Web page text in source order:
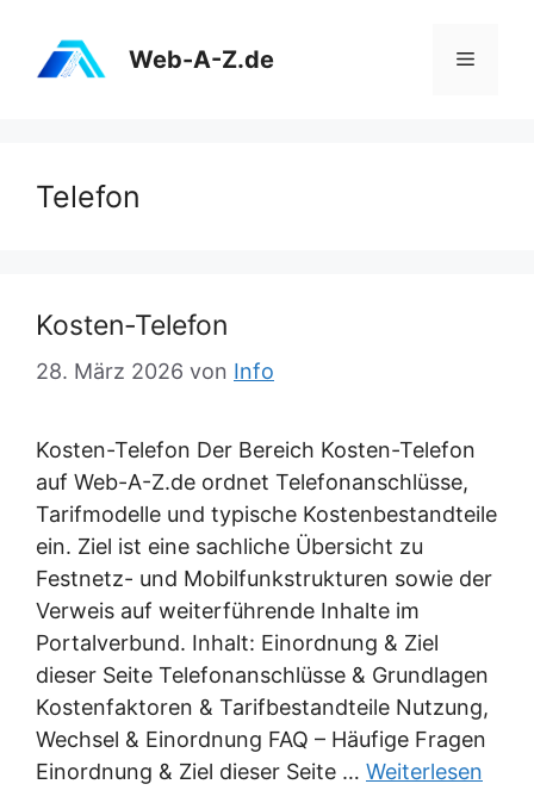
Inhalt
springen
Web-A-Z.de Menü
Telefon
Kosten-Telefon
28. März 2026 von Info
Kosten-Telefon Der Bereich Kosten-Telefon
auf Web-A-Z.de ordnet Telefonanschlüsse,
Tarifmodelle und typische Kostenbestandteile
ein. Ziel ist eine sachliche Übersicht zu
Festnetz- und Mobilfunkstrukturen sowie der
Verweis auf weiterführende Inhalte im
Portalverbund. Inhalt: Einordnung & Ziel
dieser Seite Telefonanschlüsse & Grundlagen
Kostenfaktoren & Tarifbestandteile Nutzung,
Wechsel & Einordnung FAQ – Häufige Fragen
Einordnung & Ziel dieser Seite … Weiterlesen